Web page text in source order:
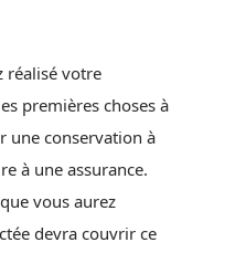
réalisé votre
premières choses à
une conservation à
à une assurance.
vous aurez
devra couvrir ce